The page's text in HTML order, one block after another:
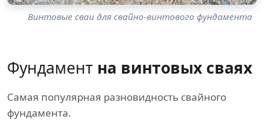
Винтовые сваи для свайно-винтового фундамента
Фундамент на винтовых сваях
Самая популярная разновидность свайного
фундамента.